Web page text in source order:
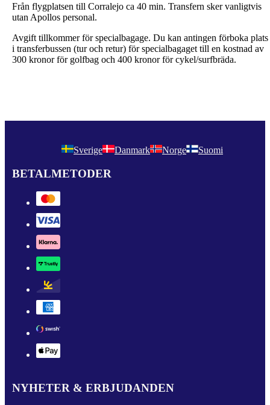
Från flygplatsen till Corralejo ca 40 min. Transfern sker vanligtvis
utan Apollos personal.
Avgift tillkommer för specialbagage. Du kan antingen förboka plats
i transferbussen (tur och retur) för specialbagaget till en kostnad av
300 kronor för golfbag och 400 kronor för cykel/surfbräda.
Sverige Danmark Norge Suomi
BETALMETODER
NYHETER & ERBJUDANDEN